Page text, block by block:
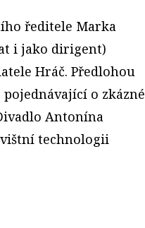
ředitele Marka
i jako dirigent)
Hráč. Předlohou
o zkázné
Antonína
technologii